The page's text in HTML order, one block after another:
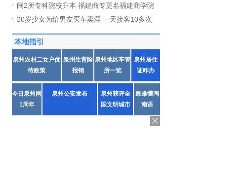
闽2所专科院校升本 福建商专更名福建商学院
20岁少女为给男友买车卖淫 一天接客10多次
本地指引
泉州农村二女户优
待政策
泉州生育险
报销
泉州地区车管
所一览
泉州居住
证咋办
今日泉州网
1周年
泉州公安发布
泉州获评全
国文明城市
最难懂闽
南语